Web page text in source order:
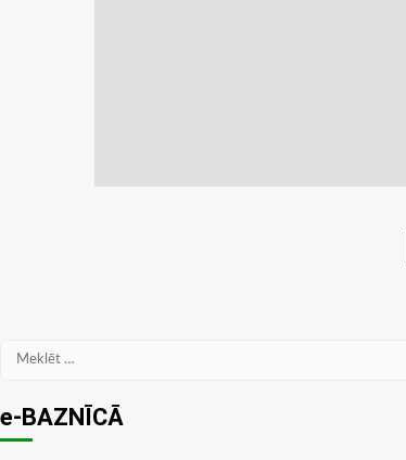
Meklēt:
e-BAZNĪCĀ